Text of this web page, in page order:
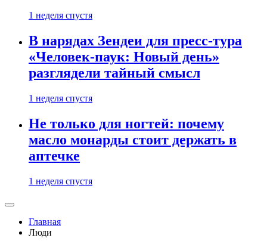
1 неделя спустя
В нарядах Зендеи для пресс-тура
«Человек-паук: Новый день»
разглядели тайный смысл
1 неделя спустя
Не только для ногтей: почему
масло монарды стоит держать в
аптечке
1 неделя спустя
Главная
Люди